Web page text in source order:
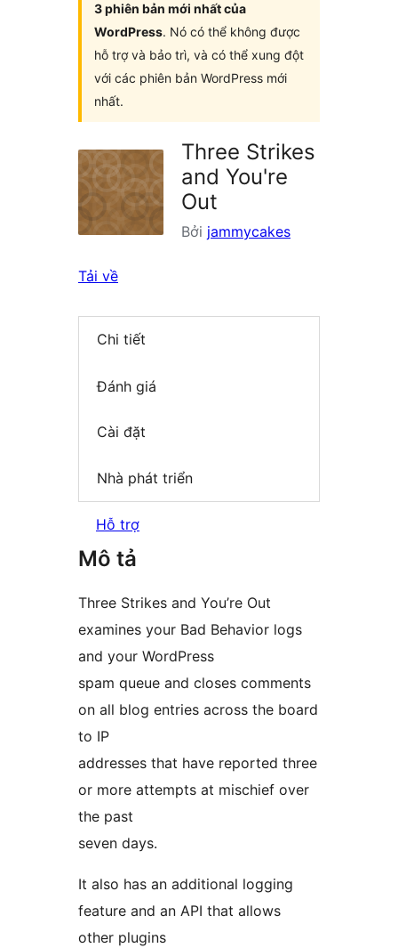
3 phiên bản mới nhất của
WordPress. Nó có thể không được
hỗ trợ và bảo trì, và có thể xung đột
với các phiên bản WordPress mới
nhất.
Three Strikes
and You're
Out
Bởi jammycakes
Tải về
Chi tiết
Đánh giá
Cài đặt
Nhà phát triển
Hỗ trợ
Mô tả
Three Strikes and You’re Out
examines your Bad Behavior logs
and your WordPress
spam queue and closes comments
on all blog entries across the board
to IP
addresses that have reported three
or more attempts at mischief over
the past
seven days.
It also has an additional logging
feature and an API that allows
other plugins